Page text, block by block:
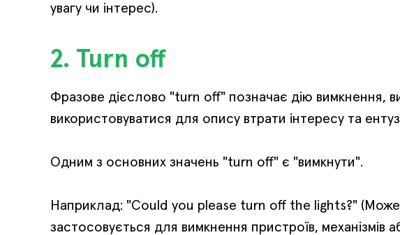
увагу чи інтерес).
2. Turn off
Фразове дієслово "turn off" позначає дію вимкнення,
використовуватися для опису втрати інтересу та
Одним з основних значень "turn off" є "вимкнути".
Наприклад: "Could you please turn off the lights?"
застосовується для вимкнення пристроїв, механізмів